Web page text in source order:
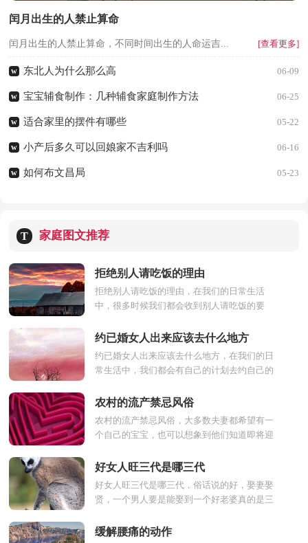
闰月出生的人禁止算命
闰月出生的人禁止算命，不同时间出生的人命运吉... [查看更多]
w 东北人为什么那么高 06-09
w 宝宝辅食制作：几种辅食家庭制作方法 06-25
w 适合家里的摆件有哪些 05-22
w 小产后多久可以回娘家不吉利吗 06-16
w 如何布文昌局 05-23
T 家庭图文推荐
拒绝别人请吃饭的理由
拒绝别人请吃饭的理由，在我们的日常生活
中，很多时候我们都会收到别人请吃饭的要
应该要用一些话语来推脱...
约已婚女人出来应该去什么地方
约已婚女人出来应该去什么地方，在我们的日
常生活中，我们都会有自己的计划去约自己的
可以挑选女生喜欢去...
农村的流产禁忌风俗
农村的流产禁忌风俗，大多数夫妻都希望有一
个自己的宝宝，也可以想象到他们知道即将迎
子，还是可能没有缘分...
好女人旺三代是哪三代
好女人旺三代是哪三代，俗话说的好，娶妻娶
贤，一个男人要是能娶到一个好老婆真的是三
自己家里面三代那么好...
缓解腰痛的动作